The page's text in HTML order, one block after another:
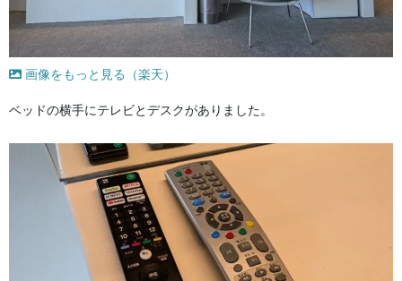
画像をもっと見る（楽天）
ベッドの横手にテレビとデスクがありました。